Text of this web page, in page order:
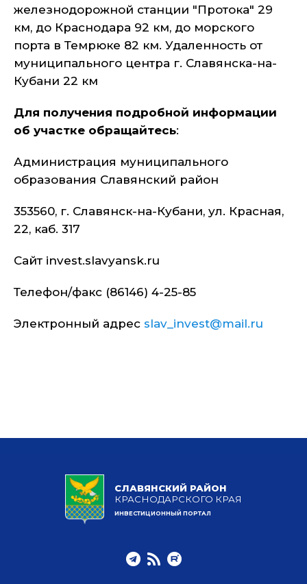
железнодорожной станции "Протока" 29
км, до Краснодара 92 км, до морского
порта в Темрюке 82 км. Удаленность от
муниципального центра г. Славянска-на-
Кубани 22 км
Для получения подробной информации
об участке обращайтесь:
Администрация муниципального
образования Славянский район
353560, г. Славянск-на-Кубани, ул. Красная,
22, каб. 317
Сайт invest.slavyansk.ru
Телефон/факс (86146) 4-25-85
Электронный адрес slav_invest@mail.ru
СЛАВЯНСКИЙ РАЙОН
КРАСНОДАРСКОГО КРАЯ
ИНВЕСТИЦИОННЫЙ ПОРТАЛ